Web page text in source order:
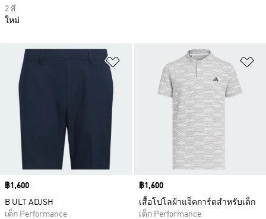
เพิ่มไปยังรายการสินค้าโปรด
Price
฿1,600
B ULT ADJSH
เด็ก Performance
Price
฿1,600
เสื้อโปโลผ้าแจ็คการ์ดสำหรับเด็ก
เด็ก Performance
2 สี
ใหม่